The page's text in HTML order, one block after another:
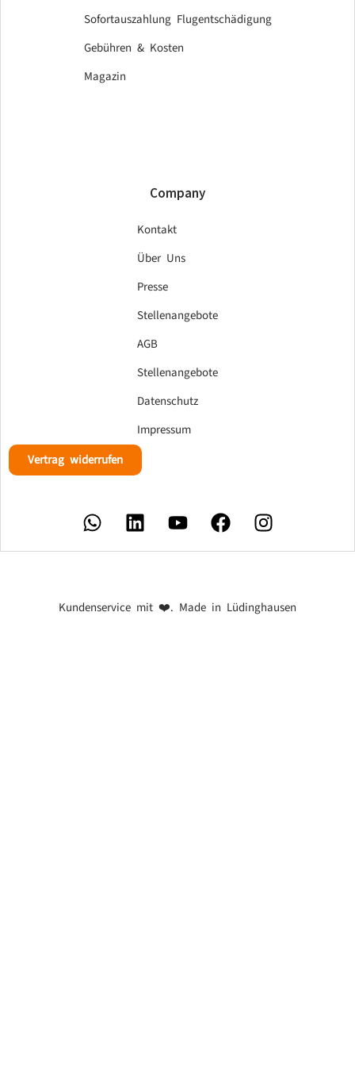
Sofortauszahlung Flugentschädigung
Gebühren & Kosten
Magazin
Company
Kontakt
Über Uns
Presse
Stellenangebote
AGB
Stellenangebote
Datenschutz
Impressum
Vertrag widerrufen
Kundenservice mit ❤️. Made in Lüdinghausen